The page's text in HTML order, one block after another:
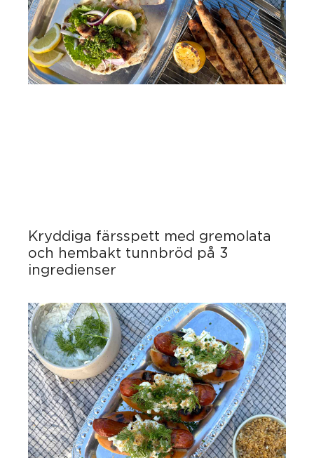
Kryddiga färsspett med gremolata
och hembakt tunnbröd på 3
ingredienser